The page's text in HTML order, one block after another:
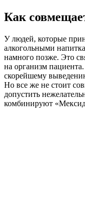
Как
У людей, которые
алкогольными
намного позже. Это
на организм
скорейшему
Но все же не стоит
допустить
комбинируют